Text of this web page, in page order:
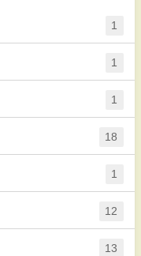
1
1
1
18
1
12
13